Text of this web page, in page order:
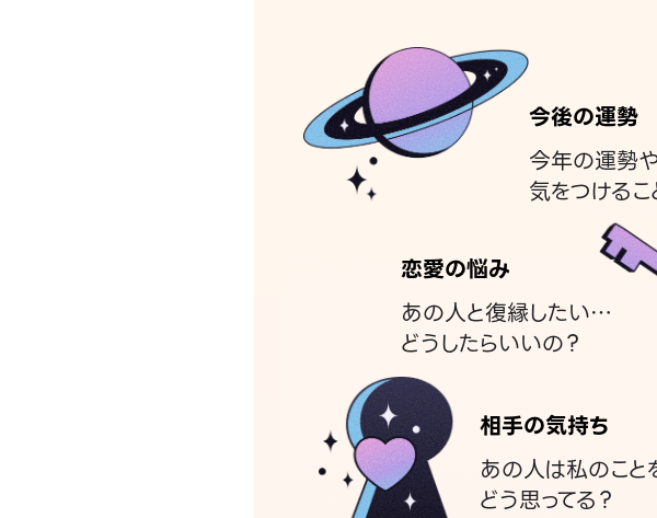
今後の運勢
今年の運勢
気をつけるこ
恋愛の悩み
あの人と復縁したい…
どうしたらいいの？
相手の気持ち
あの人は私のこと
どう思ってる？